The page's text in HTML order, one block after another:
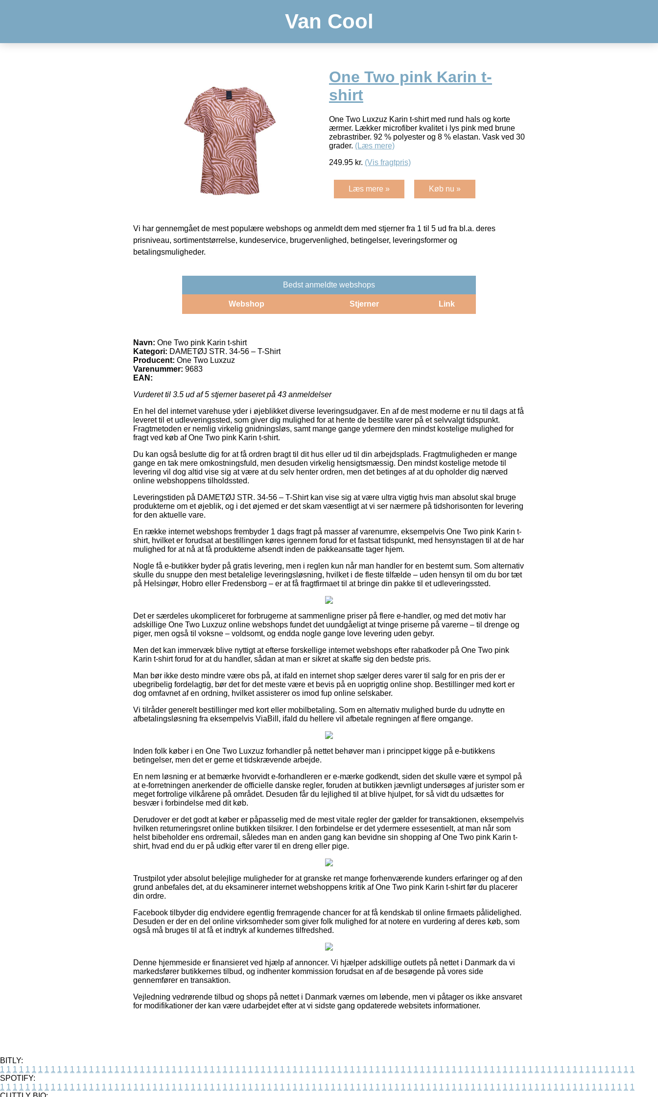
Van Cool
One Two pink Karin t-
shirt
One Two Luxzuz Karin t-shirt med rund hals og korte
ærmer. Lækker microfiber kvalitet i lys pink med brune
zebrastriber. 92 % polyester og 8 % elastan. Vask ved 30
grader. (Læs mere)
249.95 kr. (Vis fragtpris)
Læs mere » Køb nu »
Vi har gennemgået de mest populære webshops og anmeldt dem med stjerner fra 1 til 5 ud fra bl.a. deres
prisniveau, sortimentstørrelse, kundeservice, brugervenlighed, betingelser, leveringsformer og
betalingsmuligheder.
Bedst anmeldte webshops
Webshop Stjerner Link
Navn: One Two pink Karin t-shirt
Kategori: DAMETØJ STR. 34-56 – T-Shirt
Producent: One Two Luxzuz
Varenummer: 9683
EAN:
Vurderet til 3.5 ud af 5 stjerner baseret på 43 anmeldelser
En hel del internet varehuse yder i øjeblikket diverse leveringsudgaver. En af de mest moderne er nu til dags at få
leveret til et udleveringssted, som giver dig mulighed for at hente de bestilte varer på et selvvalgt tidspunkt.
Fragtmetoden er nemlig virkelig gnidningsløs, samt mange gange ydermere den mindst kostelige mulighed for
fragt ved køb af One Two pink Karin t-shirt.
Du kan også beslutte dig for at få ordren bragt til dit hus eller ud til din arbejdsplads. Fragtmuligheden er mange
gange en tak mere omkostningsfuld, men desuden virkelig hensigtsmæssig. Den mindst kostelige metode til
levering vil dog altid vise sig at være at du selv henter ordren, men det betinges af at du opholder dig nærved
online webshoppens tilholdssted.
Leveringstiden på DAMETØJ STR. 34-56 – T-Shirt kan vise sig at være ultra vigtig hvis man absolut skal bruge
produkterne om et øjeblik, og i det øjemed er det skam væsentligt at vi ser nærmere på tidshorisonten for levering
for den aktuelle vare.
En række internet webshops frembyder 1 dags fragt på masser af varenumre, eksempelvis One Two pink Karin t-
shirt, hvilket er forudsat at bestillingen køres igennem forud for et fastsat tidspunkt, med hensynstagen til at de har
mulighed for at nå at få produkterne afsendt inden de pakkeansatte tager hjem.
Nogle få e-butikker byder på gratis levering, men i reglen kun når man handler for en bestemt sum. Som alternativ
skulle du snuppe den mest betalelige leveringsløsning, hvilket i de fleste tilfælde – uden hensyn til om du bor tæt
på Helsingør, Hobro eller Fredensborg – er at få fragtfirmaet til at bringe din pakke til et udleveringssted.
Det er særdeles ukompliceret for forbrugerne at sammenligne priser på flere e-handler, og med det motiv har
adskillige One Two Luxzuz online webshops fundet det uundgåeligt at tvinge priserne på varerne – til drenge og
piger, men også til voksne – voldsomt, og endda nogle gange love levering uden gebyr.
Men det kan immervæk blive nyttigt at efterse forskellige internet webshops efter rabatkoder på One Two pink
Karin t-shirt forud for at du handler, sådan at man er sikret at skaffe sig den bedste pris.
Man bør ikke desto mindre være obs på, at ifald en internet shop sælger deres varer til salg for en pris der er
ubegribelig fordelagtig, bør det for det meste være et bevis på en uoprigtig online shop. Bestillinger med kort er
dog omfavnet af en ordning, hvilket assisterer os imod fup online selskaber.
Vi tilråder generelt bestillinger med kort eller mobilbetaling. Som en alternativ mulighed burde du udnytte en
afbetalingsløsning fra eksempelvis ViaBill, ifald du hellere vil afbetale regningen af flere omgange.
Inden folk køber i en One Two Luxzuz forhandler på nettet behøver man i princippet kigge på e-butikkens
betingelser, men det er gerne et tidskrævende arbejde.
En nem løsning er at bemærke hvorvidt e-forhandleren er e-mærke godkendt, siden det skulle være et sympol på
at e-forretningen anerkender de officielle danske regler, foruden at butikken jævnligt undersøges af jurister som er
meget fortrolige vilkårene på området. Desuden får du lejlighed til at blive hjulpet, for så vidt du udsættes for
besvær i forbindelse med dit køb.
Derudover er det godt at køber er påpasselig med de mest vitale regler der gælder for transaktionen, eksempelvis
hvilken returneringsret online butikken tilsikrer. I den forbindelse er det ydermere essesentielt, at man når som
helst bibeholder ens ordremail, således man en anden gang kan bevidne sin shopping af One Two pink Karin t-
shirt, hvad end du er på udkig efter varer til en dreng eller pige.
Trustpilot yder absolut belejlige muligheder for at granske ret mange forhenværende kunders erfaringer og af den
grund anbefales det, at du eksaminerer internet webshoppens kritik af One Two pink Karin t-shirt før du placerer
din ordre.
Facebook tilbyder dig endvidere egentlig fremragende chancer for at få kendskab til online firmaets pålidelighed.
Desuden er der en del online virksomheder som giver folk mulighed for at notere en vurdering af deres køb, som
også må bruges til at få et indtryk af kundernes tilfredshed.
Denne hjemmeside er finansieret ved hjælp af annoncer. Vi hjælper adskillige outlets på nettet i Danmark da vi
markedsfører butikkernes tilbud, og indhenter kommission forudsat en af de besøgende på vores side
gennemfører en transaktion.
Vejledning vedrørende tilbud og shops på nettet i Danmark værnes om løbende, men vi påtager os ikke ansvaret
for modifikationer der kan være udarbejdet efter at vi sidste gang opdaterede websitets informationer.
BITLY:
1 1 1 1 1 1 1 1 1 1 1 1 1 1 1 1 1 1 1 1 1 1 1 1 1 1 1 1 1 1 1 1 1 1 1 1 1 1 1 1 1 1 1 1 1 1 1 1 1 1 1 1 1 1 1 1 1 1 1 1 1 1 1 1 1 1 1 1 1 1 1 1 1 1 1 1 1 1 1 1 1 1 1 1 1 1 1 1 1 1 1 1 1 1 1 1 1 1 1 1
SPOTIFY:
1 1 1 1 1 1 1 1 1 1 1 1 1 1 1 1 1 1 1 1 1 1 1 1 1 1 1 1 1 1 1 1 1 1 1 1 1 1 1 1 1 1 1 1 1 1 1 1 1 1 1 1 1 1 1 1 1 1 1 1 1 1 1 1 1 1 1 1 1 1 1 1 1 1 1 1 1 1 1 1 1 1 1 1 1 1 1 1 1 1 1 1 1 1 1 1 1 1 1 1